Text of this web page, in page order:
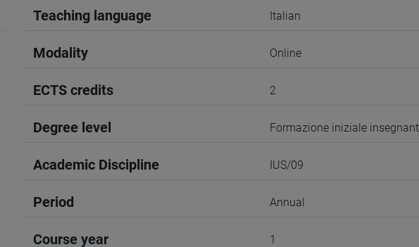
Teaching language Italian
Modality Online
ECTS credits 2
Degree level Formazione iniziale
Academic Discipline IUS/09
Period Annual
Course year 1